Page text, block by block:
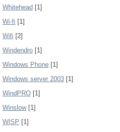
Whitehead [1]
Wi-fi [1]
Wifi [2]
Windendro [1]
Windows Phone [1]
Windows server 2003 [1]
WindPRO [1]
Winslow[1]
WISP [1]